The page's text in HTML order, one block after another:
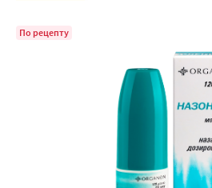
По рецепту